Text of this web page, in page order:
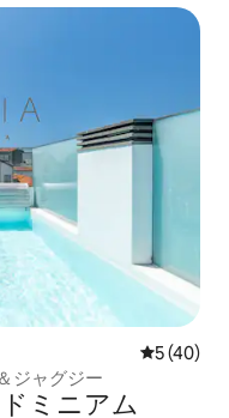
レビュー
5 (40)
ジャグジー
ミニアム